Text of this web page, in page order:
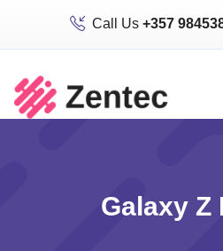
Call Us +357
Galaxy Z